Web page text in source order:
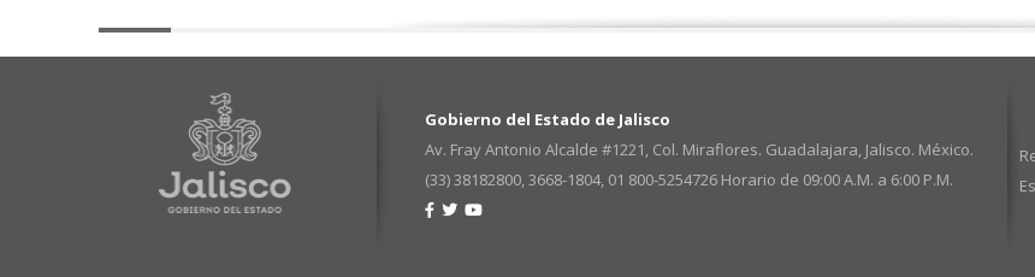
Gobierno del Estado de Jalisco
Av. Fray Antonio Alcalde #1221, Col. Miraflores. Guadalajara, Jalisco. México.
(33) 38182800, 3668-1804, 01 800-5254726 Horario de 09:00 A.M. a 6:00 P.M.